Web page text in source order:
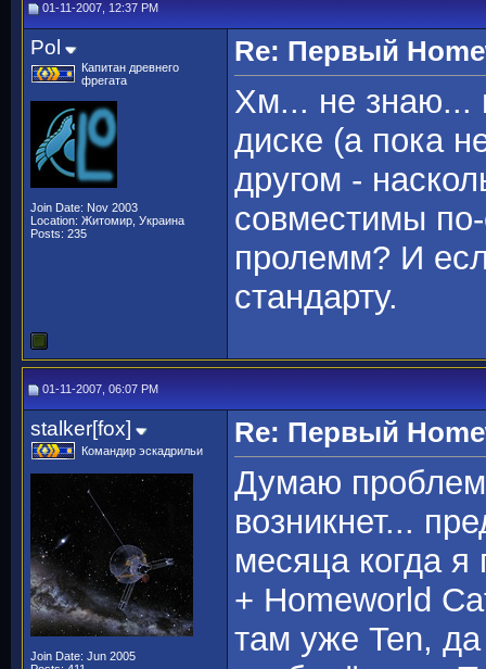
01-11-2007, 12:37 PM
Pol
Капитан древнего
фрегата
Join Date: Nov 2003
Location: Житомир, Украина
Posts: 235
Re: Первый
Хм... не знаю...
диске (а пока
другом -
совместимы
пролемм? И
стандарту.
01-11-2007, 06:07 PM
stalker[fox]
Командир эскадрильи
Join Date: Jun 2005
Re: Первый
Думаю проблем
возникнет...
месяца когда
+ Homeworld
там уже Ten,